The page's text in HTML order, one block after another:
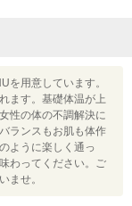
を用意しています。
ます。基礎体温が上
性の体の不調解決に
ランスもお肌も体作
ように楽しく通っ
わってください。ご
ませ。